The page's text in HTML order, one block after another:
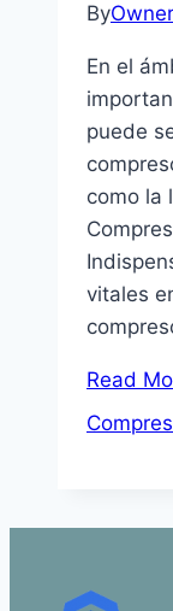
ByOwner
En el
puede
como la
vitales
Read